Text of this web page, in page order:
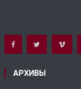
АРХИВЫ